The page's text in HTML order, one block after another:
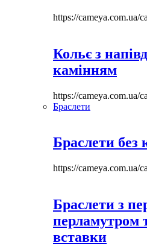
https://cameya.com.ua/
Кольє з
камінням
https://cameya.com.ua/
Браслети
Браслети без
https://cameya.com.ua/
Браслети з
перламутром
вставки